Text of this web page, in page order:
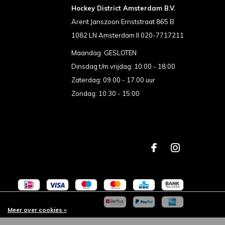
Hockey District Amsterdam B.V.
Arent Janszoon Ernststraat 865 B
1082 LN Amsterdam II 020-7717211
Maandag: GESLOTEN
Dinsdag t/m vrijdag: 10:00 - 18:00
Zaterdag: 09.00 - 17.00 uur
Zondag: 10:30 - 15:00
Meer over cookies »